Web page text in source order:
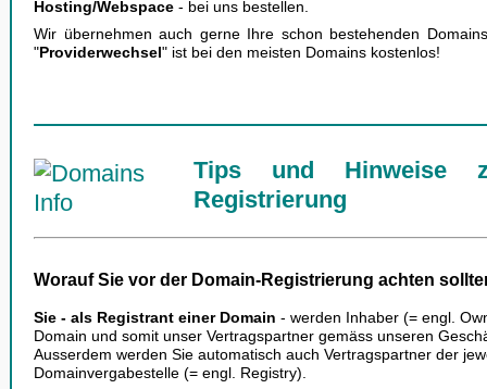
Hosting/Webspace - bei uns bestellen.
Wir übernehmen auch gerne Ihre schon bestehenden
"Providerwechsel" ist bei den meisten Domains kostenlos!
Tips und Hinweise
Registrierung
Worauf Sie vor der Domain-Registrierung achten
Sie - als Registrant einer Domain - werden Inhaber (= engl.
Domain und somit unser Vertragspartner gemäss unseren
Ausserdem werden Sie automatisch auch Vertragspartner der
Domainvergabestelle (= engl. Registry).